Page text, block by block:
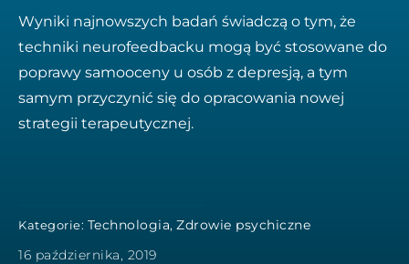
Wyniki najnowszych badań świadczą o tym, że
techniki neurofeedbacku mogą być stosowane do
poprawy samooceny u osób z depresją, a tym
samym przyczynić się do opracowania nowej
strategii terapeutycznej.
Kategorie: Technologia, Zdrowie psychiczne
16 października, 2019